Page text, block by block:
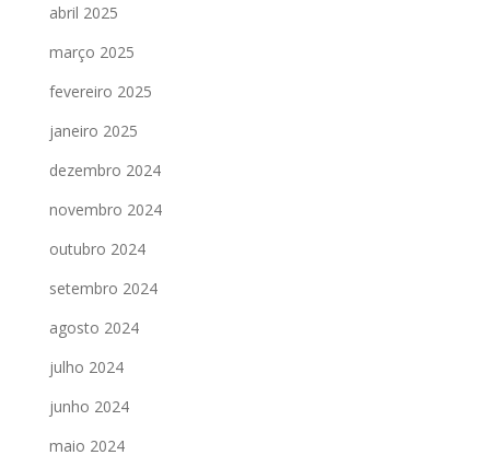
abril 2025
março 2025
fevereiro 2025
janeiro 2025
dezembro 2024
novembro 2024
outubro 2024
setembro 2024
agosto 2024
julho 2024
junho 2024
maio 2024